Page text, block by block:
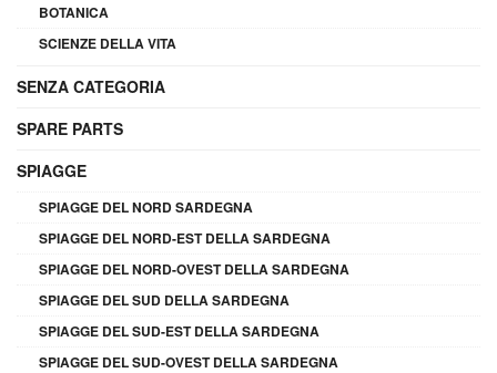
BOTANICA
SCIENZE DELLA VITA
SENZA CATEGORIA
SPARE PARTS
SPIAGGE
SPIAGGE DEL NORD SARDEGNA
SPIAGGE DEL NORD-EST DELLA SARDEGNA
SPIAGGE DEL NORD-OVEST DELLA SARDEGNA
SPIAGGE DEL SUD DELLA SARDEGNA
SPIAGGE DEL SUD-EST DELLA SARDEGNA
SPIAGGE DEL SUD-OVEST DELLA SARDEGNA